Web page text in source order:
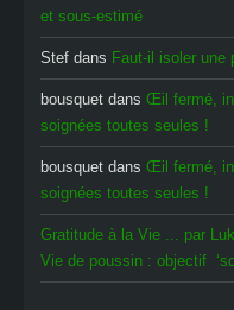
et sous-estimé
Stef dans Faut-il isoler une
bousquet dans Œil fermé,
soignées toutes seules !
bousquet dans Œil fermé,
soignées toutes seules !
Gratitude à la Vie ... par
Vie de poussin : objectif